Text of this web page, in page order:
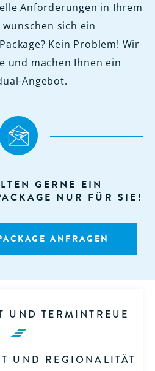
Anforderungen in Ihrem
sich ein
Kein Problem! Wir
und machen Ihnen ein
Angebot.
GERNE EIN
NUR FÜR SIE!
ANFRAGEN
UND TERMINTREUE
UND REGIONALITÄT